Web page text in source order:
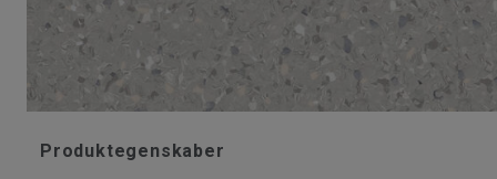
Produktegenskaber